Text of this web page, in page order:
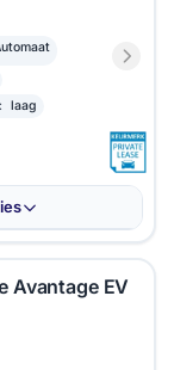
laag
Avantage EV